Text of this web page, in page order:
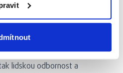
svého vývoje
– a to s dvojím cílem:
služeb a poskytovat
zážitky. Platforma vyvíjí
která mají zásadně proměnit
lidskou odbornost a